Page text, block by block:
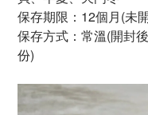
保存期限：12個月(未
保存方式：常溫(開封
份)